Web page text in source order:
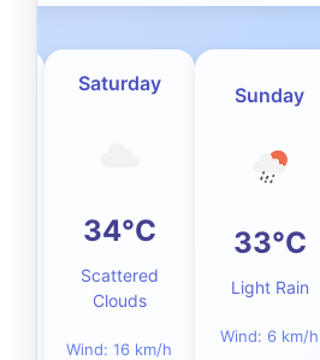
Saturday
34°C
Scattered
Clouds
Wind: 16 km/h
Sunday
33°C
Light Rain
Wind: 6 km/h